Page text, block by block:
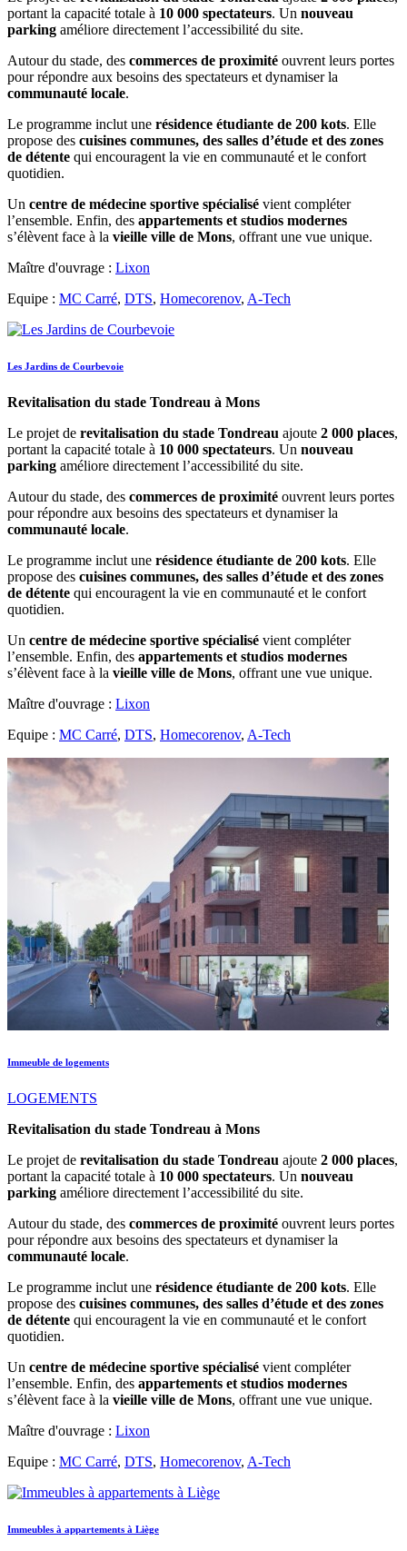
portant la capacité totale à 10 000 spectateurs. Un nouveau
parking améliore directement l’accessibilité du site.
Autour du stade, des commerces de proximité ouvrent leurs portes
pour répondre aux besoins des spectateurs et dynamiser la
communauté locale.
Le programme inclut une résidence étudiante de 200 kots. Elle
propose des cuisines communes, des salles d’étude et des zones
de détente qui encouragent la vie en communauté et le confort
quotidien.
Un centre de médecine sportive spécialisé vient compléter
l’ensemble. Enfin, des appartements et studios modernes
s’élèvent face à la vieille ville de Mons, offrant une vue unique.
Maître d'ouvrage : Lixon
Equipe : MC Carré, DTS, Homecorenov, A-Tech
Les Jardins de Courbevoie
Revitalisation du stade Tondreau à Mons
Le projet de revitalisation du stade Tondreau ajoute 2 000 places,
portant la capacité totale à 10 000 spectateurs. Un nouveau
parking améliore directement l’accessibilité du site.
Autour du stade, des commerces de proximité ouvrent leurs portes
pour répondre aux besoins des spectateurs et dynamiser la
communauté locale.
Le programme inclut une résidence étudiante de 200 kots. Elle
propose des cuisines communes, des salles d’étude et des zones
de détente qui encouragent la vie en communauté et le confort
quotidien.
Un centre de médecine sportive spécialisé vient compléter
l’ensemble. Enfin, des appartements et studios modernes
s’élèvent face à la vieille ville de Mons, offrant une vue unique.
Maître d'ouvrage : Lixon
Equipe : MC Carré, DTS, Homecorenov, A-Tech
Immeuble de logements
LOGEMENTS
Revitalisation du stade Tondreau à Mons
Le projet de revitalisation du stade Tondreau ajoute 2 000 places,
portant la capacité totale à 10 000 spectateurs. Un nouveau
parking améliore directement l’accessibilité du site.
Autour du stade, des commerces de proximité ouvrent leurs portes
pour répondre aux besoins des spectateurs et dynamiser la
communauté locale.
Le programme inclut une résidence étudiante de 200 kots. Elle
propose des cuisines communes, des salles d’étude et des zones
de détente qui encouragent la vie en communauté et le confort
quotidien.
Un centre de médecine sportive spécialisé vient compléter
l’ensemble. Enfin, des appartements et studios modernes
s’élèvent face à la vieille ville de Mons, offrant une vue unique.
Maître d'ouvrage : Lixon
Equipe : MC Carré, DTS, Homecorenov, A-Tech
Immeubles à appartements à Liège